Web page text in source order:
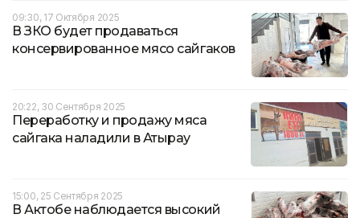
09:30, 17 Октября 2025
В ЗКО будет продаваться
консервированное мясо сайгаков
20:22, 30 Сентября 2025
Переработку и продажу мяса
сайгака наладили в Атырау
15:00, 25 Сентября 2025
В Актобе наблюдается высокий